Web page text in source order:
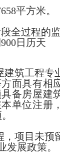
平方米。
全过程的
900日历天
建筑工程专
面具有相
备房屋建
本单位注册
项目未预
发展政策。